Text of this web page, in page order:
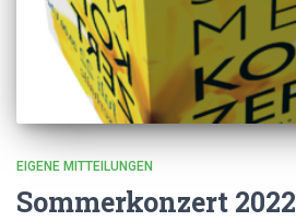
EIGENE MITTEILUNGEN
Sommerkonzert 2022